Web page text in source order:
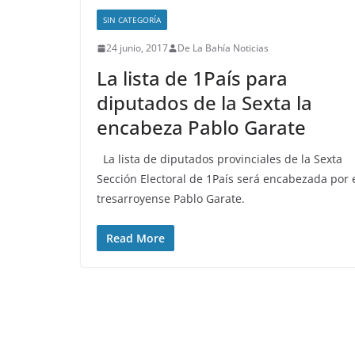
SIN CATEGORÍA
24 junio, 2017 De La Bahía Noticias
La lista de 1País para
diputados de la Sexta la
encabeza Pablo Garate
La lista de diputados provinciales de la Sexta
Sección Electoral de 1País será encabezada por
tresarroyense Pablo Garate.
Read More